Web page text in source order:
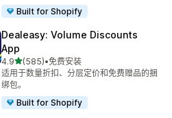
Built for Shopify
Dealeasy: Volume Discounts
App
4.9星（满分 5 星）
(585)
总共 585 条评论
•免费安装
适用于数量折扣、分层定价和免费赠品的捆
绑包。
Built for Shopify